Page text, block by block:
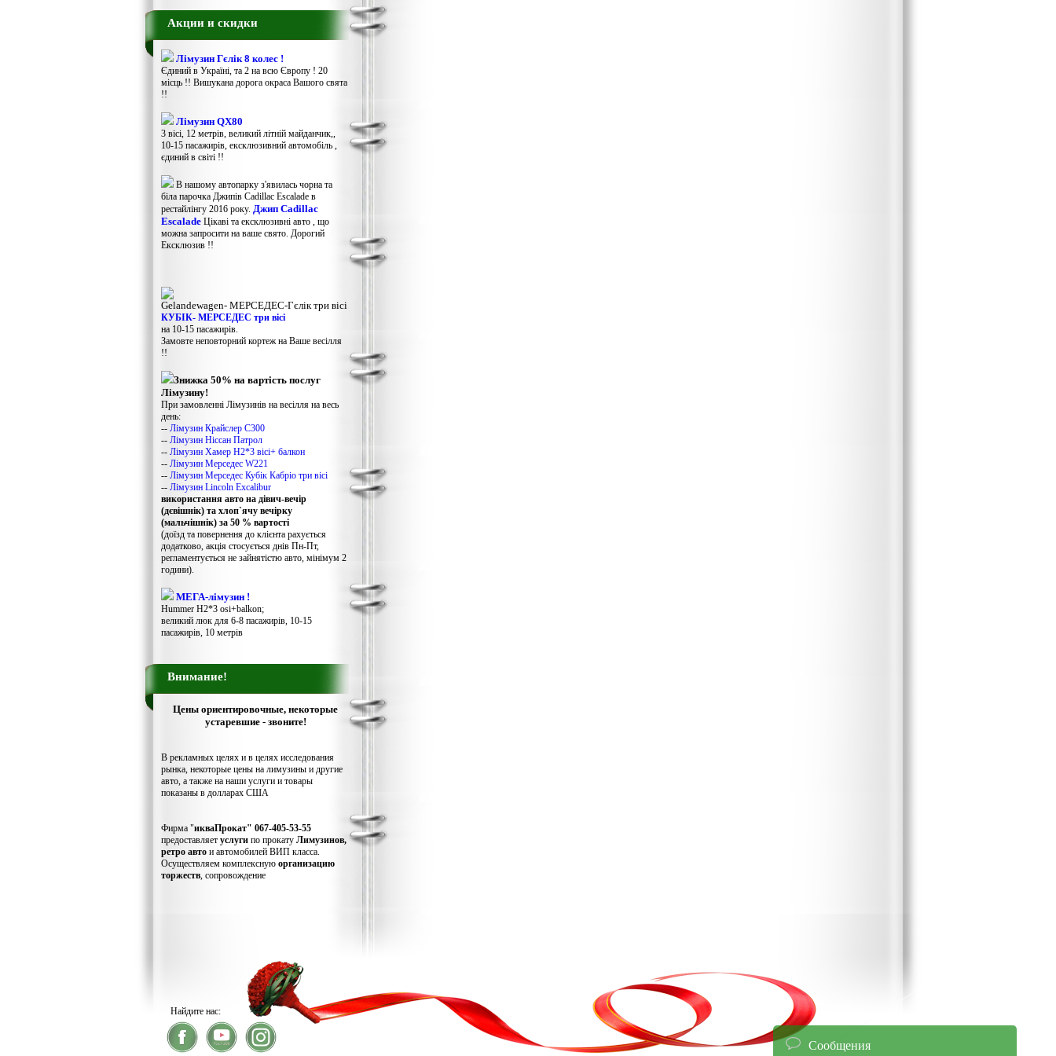
Акции и скидки
Лімузин Гєлік 8 колес !
Єдиний в Україні, та 2 на всю Європу ! 20
місць !! Вишукана дорога окраса Вашого свята
!!
Лімузин QX80
3 вісі, 12 метрів, великий літній майданчик,,
10-15 пасажирів, ексклюзивний автомобіль ,
єдиний в світі !!
В нашому автопарку з'явилась чорна та
біла парочка Джипів Cadillac Escalade в
рестайлінгу 2016 року. Джип Cadillac
Escalade Цікаві та ексклюзивні авто , що
можна запросити на ваше свято. Дорогий
Ексклюзив !!
Gelandewagen​- МЕРСЕДЕС-Гєлік три вісі
КУБІК- МЕРСЕДЕС три вісі
на 10-15 пасажирів.
Замовте неповторний кортеж на Ваше весілля
!!
Знижка 50% на вартість послуг
Лімузину!
При замовленні Лімузинів на весілля на весь
день:
-- Лімузин Крайслер С300
-- Лімузин Ніссан Патрол
-- Лімузин Хамер Н2*3 вісі+ балкон
-- Лімузин Мерседес W221
-- Лімузин Мерседес Кубік Кабріо три вісі
-- Лімузин Lincoln Excalibur
використання авто на дівич-вечір
(дєвішнік) та хлоп`ячу вечірку
(мальчішнік) за 50 % вартості
(доїзд та повернення до клієнта рахується
додатково, акція стосується днів Пн-Пт,
регламентується не зайнятістю авто, мінімум 2
години).
МЕГА-лімузин !
Hummer H2*3 osi+balkon;
великий люк для 6-8 пасажирів, 10-15
пасажирів, 10 метрів
Внимание!
Цены ориентировочные, некоторые
устаревшие - звоните!
В рекламных целях и в целях исследования
рынка, некоторые цены на лимузины и другие
авто, а также на наши услуги и товары
показаны в долларах США
Фирма "икваПрокат" 067-405-53-55
предоставляет услуги по прокату Лимузинов,
ретро авто и автомобилей ВИП класса.
Осуществляем комплексную организацию
торжеств, сопровождение
Найдите нас:
Сообщения